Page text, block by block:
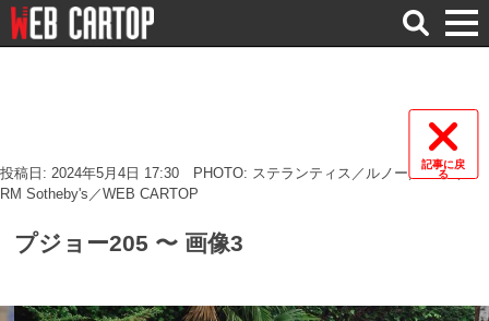
検
索
記事に戻
る
投稿日: 2024年5月4日 17:30
PHOTO: ステランティス／ルノー／BMW／
RM Sotheby's／WEB CARTOP
プジョー205 〜 画像3